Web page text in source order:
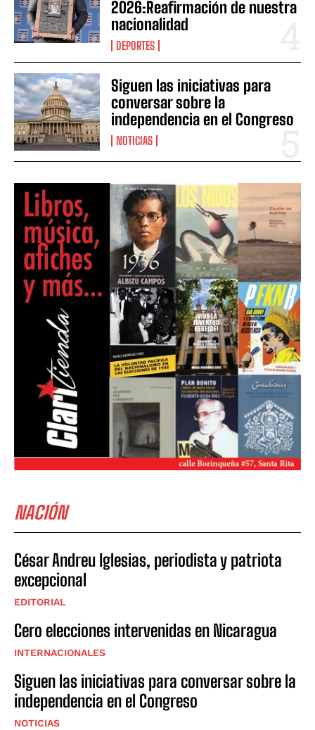
2026:Reafirmación de nuestra
nacionalidad
DEPORTES
Siguen las iniciativas para
conversar sobre la
independencia en el Congreso
NOTICIAS
NACIÓN
César Andreu Iglesias, periodista y patriota
excepcional
EDITORIAL
Cero elecciones intervenidas en Nicaragua
INTERNACIONALES
Siguen las iniciativas para conversar sobre la
independencia en el Congreso
NOTICIAS